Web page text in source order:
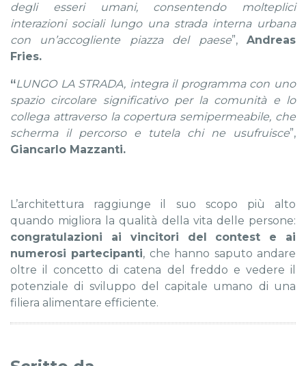
degli esseri umani, consentendo molteplici
interazioni sociali lungo una strada interna urbana
con un’accogliente piazza del paese”,Andreas
Fries.
“LUNGO LA STRADA, integra il programma con uno
spazio circolare significativo per la comunità e lo
collega attraverso la copertura semipermeabile, che
scherma il percorso e tutela chi ne usufruisce”,
Giancarlo Mazzanti.
L’architettura raggiunge il suo scopo più alto
quando migliora la qualità della vita delle persone:
congratulazioni ai vincitori del contest e ai
numerosi partecipanti, che hanno saputo andare
oltre il concetto di catena del freddo e vedere il
potenziale di sviluppo del capitale umano di una
filiera alimentare efficiente.